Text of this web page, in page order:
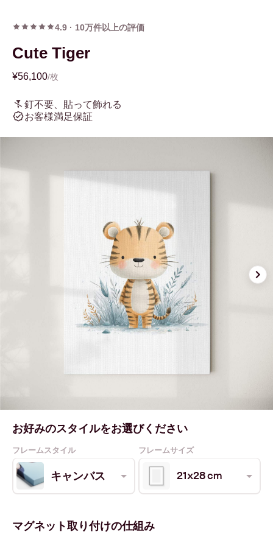
4.9 · 10万件以上の評価
Cute Tiger
¥56,100/枚
釘不要、貼って飾れる
お客様満足保証
お好みのスタイルをお選びください
フレームスタイル フレームサイズ
キャンバス 21x28 cm
マグネット取り付けの仕組み